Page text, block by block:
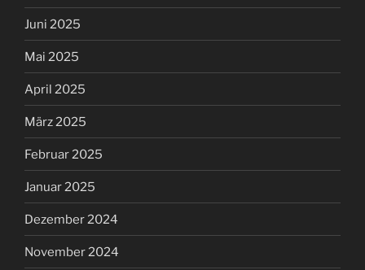
Juni 2025
Mai 2025
April 2025
März 2025
Februar 2025
Januar 2025
Dezember 2024
November 2024